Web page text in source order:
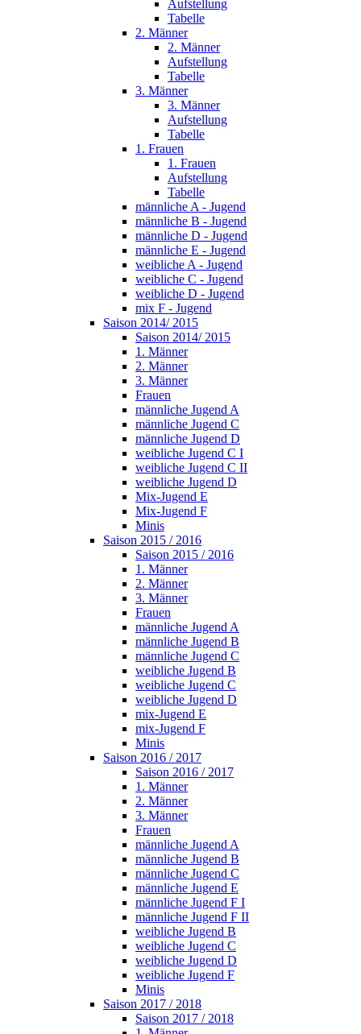
Aufstellung
Tabelle
2. Männer
2. Männer
Aufstellung
Tabelle
3. Männer
3. Männer
Aufstellung
Tabelle
1. Frauen
1. Frauen
Aufstellung
Tabelle
männliche A - Jugend
männliche B - Jugend
männliche D - Jugend
männliche E - Jugend
weibliche A - Jugend
weibliche C - Jugend
weibliche D - Jugend
mix F - Jugend
Saison 2014/ 2015
Saison 2014/ 2015
1. Männer
2. Männer
3. Männer
Frauen
männliche Jugend A
männliche Jugend C
männliche Jugend D
weibliche Jugend C I
weibliche Jugend C II
weibliche Jugend D
Mix-Jugend E
Mix-Jugend F
Minis
Saison 2015 / 2016
Saison 2015 / 2016
1. Männer
2. Männer
3. Männer
Frauen
männliche Jugend A
männliche Jugend B
männliche Jugend C
weibliche Jugend B
weibliche Jugend C
weibliche Jugend D
mix-Jugend E
mix-Jugend F
Minis
Saison 2016 / 2017
Saison 2016 / 2017
1. Männer
2. Männer
3. Männer
Frauen
männliche Jugend A
männliche Jugend B
männliche Jugend C
männliche Jugend E
männliche Jugend F I
männliche Jugend F II
weibliche Jugend B
weibliche Jugend C
weibliche Jugend D
weibliche Jugend F
Minis
Saison 2017 / 2018
Saison 2017 / 2018